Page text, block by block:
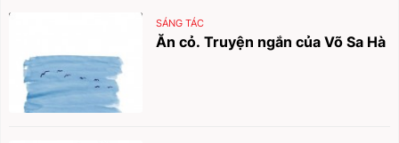
SÁNG TÁC
Ăn cỏ. Truyện ngắn của Võ Sa Hà